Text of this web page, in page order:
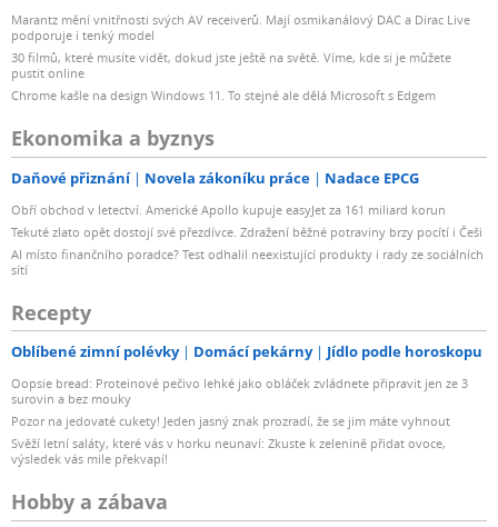
Marantz mění vnitřnosti svých AV receiverů. Mají osmikanálový DAC a Dirac Live
podporuje i tenký model
30 filmů, které musíte vidět, dokud jste ještě na světě. Víme, kde si je můžete
pustit online
Chrome kašle na design Windows 11. To stejné ale dělá Microsoft s Edgem
Ekonomika a byznys
Daňové přiznání Novela zákoníku práce Nadace EPCG
Obří obchod v letectví. Americké Apollo kupuje easyJet za 161 miliard korun
Tekuté zlato opět dostojí své přezdívce. Zdražení běžné potraviny brzy pocítí i Češi
AI místo finančního poradce? Test odhalil neexistující produkty i rady ze sociálních
sítí
Recepty
Oblíbené zimní polévky Domácí pekárny Jídlo podle horoskopu
Oopsie bread: Proteinové pečivo lehké jako obláček zvládnete připravit jen ze 3
surovin a bez mouky
Pozor na jedovaté cukety! Jeden jasný znak prozradí, že se jim máte vyhnout
Svěží letní saláty, které vás v horku neunaví: Zkuste k zelenině přidat ovoce,
výsledek vás mile překvapí!
Hobby a zábava